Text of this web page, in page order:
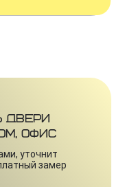
двери
офис
уточнит
замер